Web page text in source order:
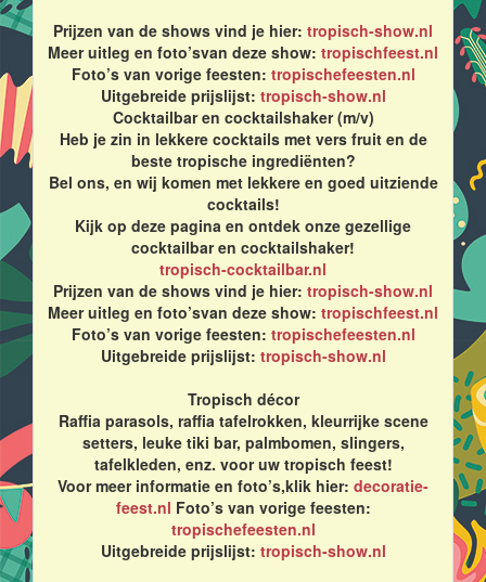
Prijzen van de shows vind je hier: tropisch-show.nl
Meer uitleg en foto’svan deze show: tropischfeest.nl
Foto’s van vorige feesten: tropischefeesten.nl
Uitgebreide prijslijst: tropisch-show.nl
Cocktailbar en cocktailshaker (m/v)
Heb je zin in lekkere cocktails met vers fruit en de
beste tropische ingrediënten?
Bel ons, en wij komen met lekkere en goed uitziende
cocktails!
Kijk op deze pagina en ontdek onze gezellige
cocktailbar en cocktailshaker!
tropisch-cocktailbar.nl
Prijzen van de shows vind je hier: tropisch-show.nl
Meer uitleg en foto’svan deze show: tropischfeest.nl
Foto’s van vorige feesten: tropischefeesten.nl
Uitgebreide prijslijst: tropisch-show.nl
Tropisch décor
Raffia parasols, raffia tafelrokken, kleurrijke scene
setters, leuke tiki bar, palmbomen, slingers,
tafelkleden, enz. voor uw tropisch feest!
Voor meer informatie en foto’s,klik hier: decoratie-
feest.nl Foto’s van vorige feesten:
tropischefeesten.nl
Uitgebreide prijslijst: tropisch-show.nl